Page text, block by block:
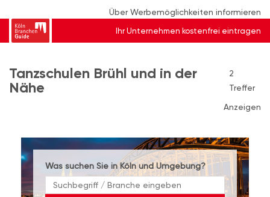
Über Werbemöglichkeiten informieren
Ihr Unternehmen kostenfrei eintragen
Tanzschulen Brühl und in der
Nähe
2
Treffer
Anzeigen
Was suchen Sie in Köln und Umgebung?